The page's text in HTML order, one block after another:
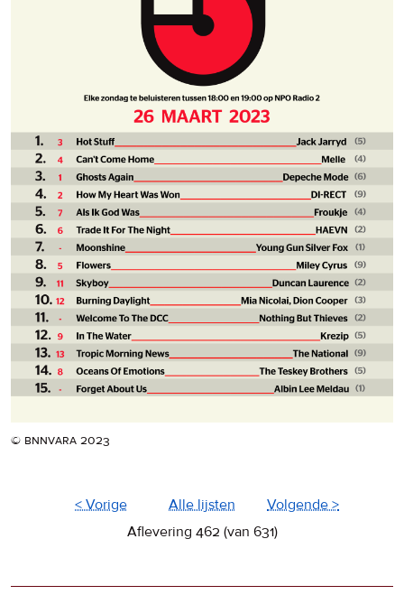
© bnnvara 2023
< Vorige Alle lijsten
Volgende >
Aflevering 462 (van 631)